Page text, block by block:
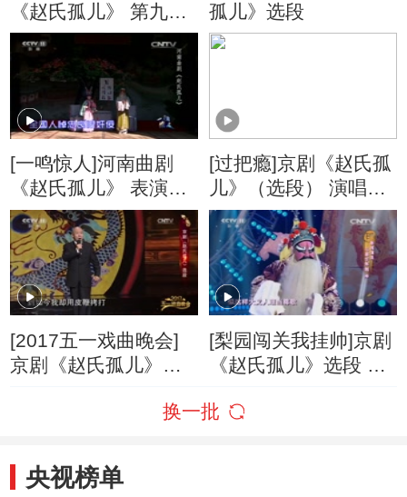
《赵氏孤儿》 第九场
班师回朝
孤儿》选段
[一鸣惊人]河南曲剧
《赵氏孤儿》 表演：
河南省海连池曲剧团
[过把瘾]京剧《赵氏孤
儿》（选段） 演唱：
张佩君
[2017五一戏曲晚会]
京剧《赵氏孤儿》选
[梨园闯关我挂帅]京剧
《赵氏孤儿》选段 挂
换一批
央视榜单